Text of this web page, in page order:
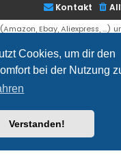
Cookies, um dir den
bei der Nutzung
Verstanden!
Kontakt
Ebay, Aliexpress, ...)
kann es sich um
über einen Affiliate
Für euch bleibt
die Hostgebühren für diese
reduzieren.
®
Deutsche